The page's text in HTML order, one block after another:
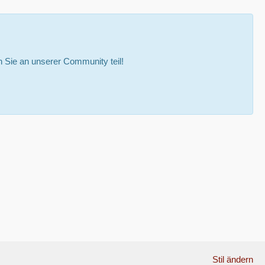
Sie an unserer Community teil!
Stil ändern